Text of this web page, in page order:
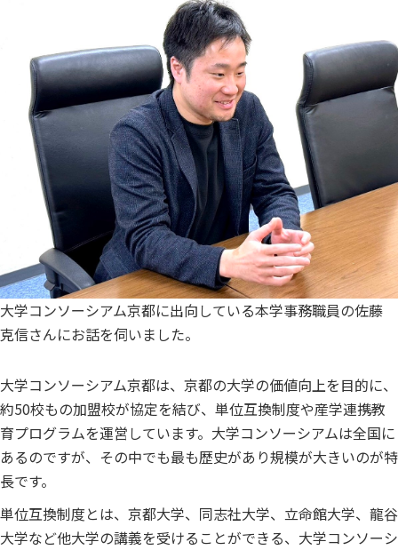
大学コンソーシアム京都に出向している本学事務職員の佐藤
克信さんにお話を伺いました。
大学コンソーシアム京都は、京都の大学の価値向上を目的に、
約50校もの加盟校が協定を結び、単位互換制度や産学連携教
育プログラムを運営しています。大学コンソーシアムは全国に
あるのですが、その中でも最も歴史があり規模が大きいのが特
長です。
単位互換制度とは、京都大学、同志社大学、立命館大学、龍谷
大学など他大学の講義を受けることができる、大学コンソーシ